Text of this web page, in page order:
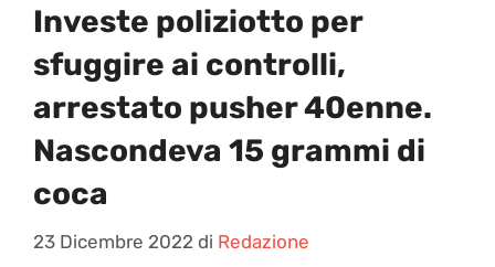
Investe poliziotto per
sfuggire ai controlli,
arrestato pusher 40enne.
Nascondeva 15 grammi di
coca
23 Dicembre 2022 di Redazione